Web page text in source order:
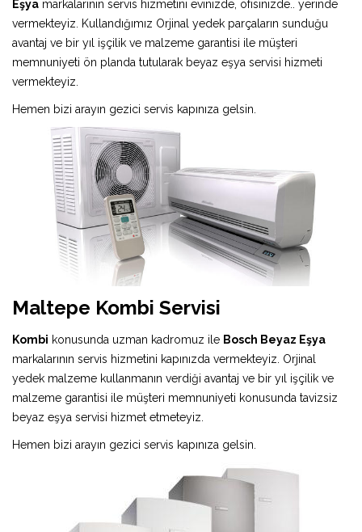
Eşya markalarının servis hizmetini evinizde, ofisinizde.. yerinde
vermekteyiz. Kullandığımız Orjinal yedek parçaların sunduğu
avantaj ve bir yıl işçilik ve malzeme garantisi ile müşteri
memnuniyeti ön planda tutularak beyaz eşya servisi hizmeti
vermekteyiz.
Hemen bizi arayın gezici servis kapınıza gelsin.
Maltepe Kombi Servisi
Kombi konusunda uzman kadromuz ile Bosch Beyaz Eşya
markalarının servis hizmetini kapınızda vermekteyiz. Orjinal
yedek malzeme kullanmanın verdiği avantaj ve bir yıl işçilik ve
malzeme garantisi ile müşteri memnuniyeti konusunda tavizsiz
beyaz eşya servisi hizmet etmeteyiz.
Hemen bizi arayın gezici servis kapınıza gelsin.